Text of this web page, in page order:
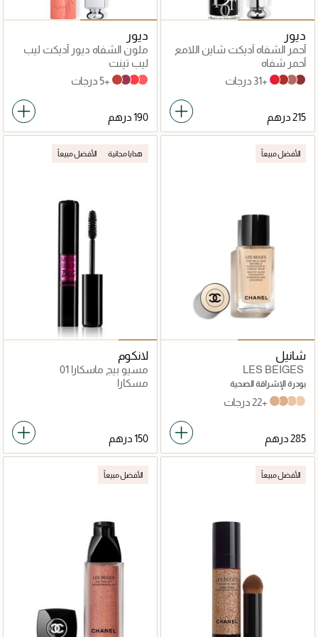
ديور
أحمر الشفاه آديكت شاين اللامع
أحمر شفاه
720 Icône
100 Nude Look
008 Dior 8
536 Lucky +31 درجات
ديور
ملون الشفاه ديور أديكت ليب
تينت
ليب تينت
251 Natural Peach
451 Natural Coral
491 Natural Rosewood
541 Natural Sienna +5 درجات
الأفضل مبيعاً
شانيل
LES BEIGES
بودرة الإشراقة الصحية
b10
b20
b30
b40 +22 درجات
هدايا مجانية الأفضل مبيعاً
لانكوم
مسيو بيج ماسكارا 01
مسكارا
الأفضل مبيعاً الأفضل مبيعاً